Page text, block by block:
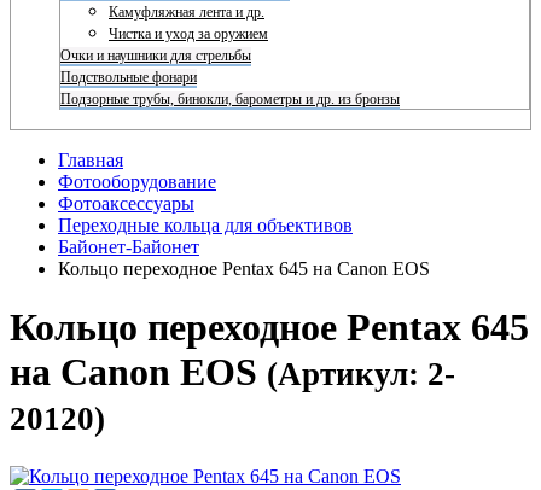
Камуфляжная лента и др.
Чистка и уход за оружием
Очки и наушники для стрельбы
Подствольные фонари
Подзорные трубы, бинокли, барометры и др. из бронзы
Главная
Фотооборудование
Фотоаксессуары
Переходные кольца для объективов
Байонет-Байонет
Кольцо переходное Pentax 645 на Canon EOS
Кольцо переходное Pentax 645
на Canon EOS (Артикул: 2-
20120)